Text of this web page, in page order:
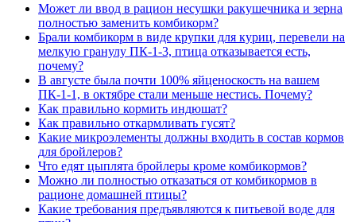
Может ли ввод в рацион несушки ракушечника и зерна
полностью заменить комбикорм?
Брали комбикорм в виде крупки для куриц, перевели на
мелкую гранулу ПК-1-3, птица отказывается есть,
почему?
В августе была почти 100% яйценоскость на вашем
ПК-1-1, в октябре стали меньше нестись. Почему?
Как правильно кормить индюшат?
Как правильно откармливать гусят?
Какие микроэлементы должны входить в состав кормов
для бройлеров?
Что едят цыплята бройлеры кроме комбикормов?
Можно ли полностью отказаться от комбикормов в
рационе домашней птицы?
Какие требования предъявляются к питьевой воде для